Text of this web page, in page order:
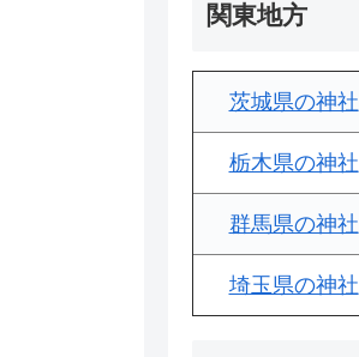
関東地方
茨城県の神社
栃木県の神社
群馬県の神社
埼玉県の神社